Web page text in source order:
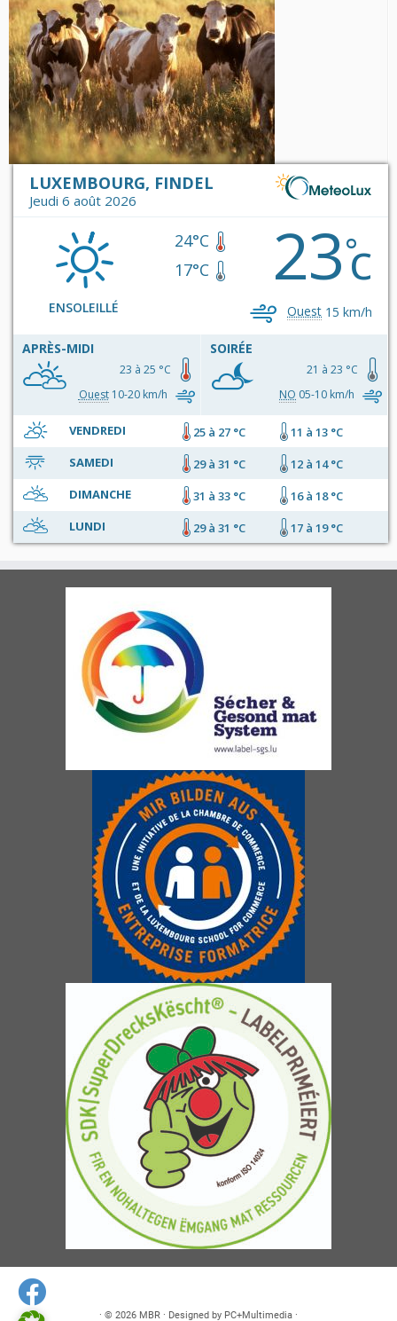
LUXEMBOURG, FINDEL
Jeudi 6 août 2026
ENSOLEILLÉ
24°C
17°C
23°c
Ouest 15 km/h
APRÈS-MIDI
23 à 25 °C
Ouest10-20 km/h
SOIRÉE
21 à 23 °C
NO 05-10 km/h
VENDREDI 25 à 27 °C
11 à 13 °C
SAMEDI
29 à 31 °C
12 à 14 °C
DIMANCHE
31 à 33 °C
16 à 18 °C
LUNDI
29 à 31 °C 17 à 19 °C
· © 2026 MBR · Designed by PC+Multimedia ·